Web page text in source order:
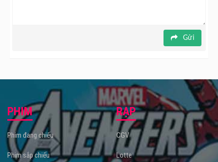
Gửi
PHIM
Phim đang chiếu
Phim sắp chiếu
RẠP
CGV
Lotte